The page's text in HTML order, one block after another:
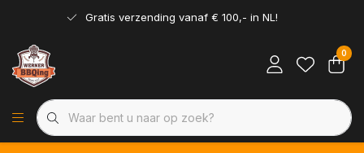
Gratis verzending vanaf € 100,- in NL!
0